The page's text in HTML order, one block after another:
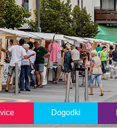
Dogodki